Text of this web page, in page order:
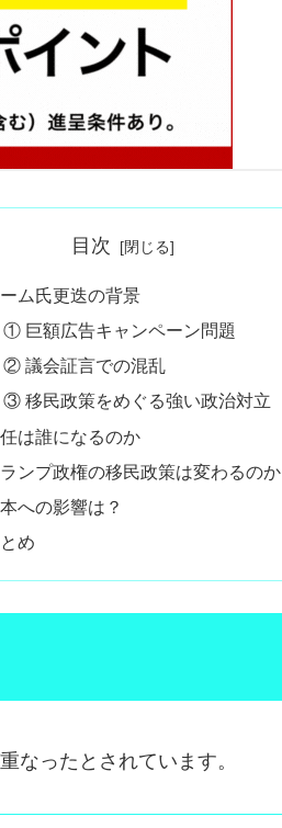
目次
ーム氏更迭の背景
① 巨額広告キャンペーン問題
② 議会証言での混乱
③ 移民政策をめぐる強い政治対立
は誰になるのか
ランプ政権の移民政策は変わるのか
への影響は？
め
なったとされています。